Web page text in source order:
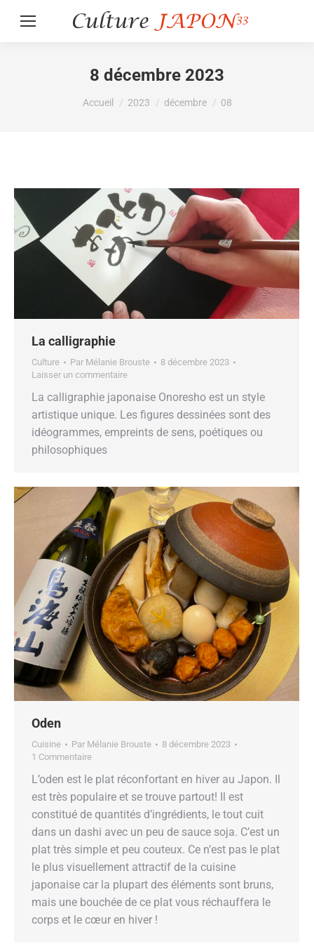
8 décembre 2023
Vous êtes ici :
Accueil 2023 décembre 08
La calligraphie
Culture Par Mélanie Brouste
8 décembre 2023
Laisser un commentaire
La calligraphie japonaise Onoresho est un style
artistique unique. Les figures dessinées sont des
idéogrammes, empreints de sens, poétiques ou
philosophiques
Oden
Cuisine Par Mélanie Brouste
8 décembre 2023
1 Commentaire
L’oden est le plat réconfortant en hiver au Japon. Il
est très populaire et se trouve partout! Il est
constitué de quantités d’ingrédients, le tout cuit
dans un dashi avec un peu de sauce soja. C’est un
plat très simple et peu couteux. Ce n’est pas le plat
le plus visuellement attractif de la cuisine
japonaise car la plupart des éléments sont bruns,
mais une bouchée de ce plat vous réchauffera le
corps et le cœur en hiver !